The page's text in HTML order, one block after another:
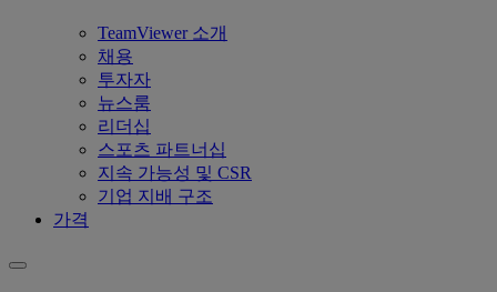
TeamViewer 소개
채용
투자자
뉴스룸
리더십
스포츠 파트너십
지속 가능성 및 CSR
기업 지배 구조
가격